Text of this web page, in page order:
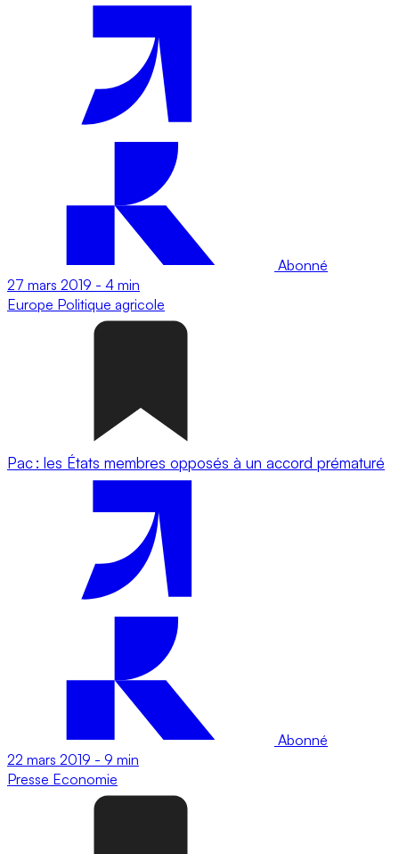
Abonné
27 mars 2019 - 4 min
Europe Politique agricole
Pac : les États membres opposés à un accord prématuré
Abonné
22 mars 2019 - 9 min
Presse Economie